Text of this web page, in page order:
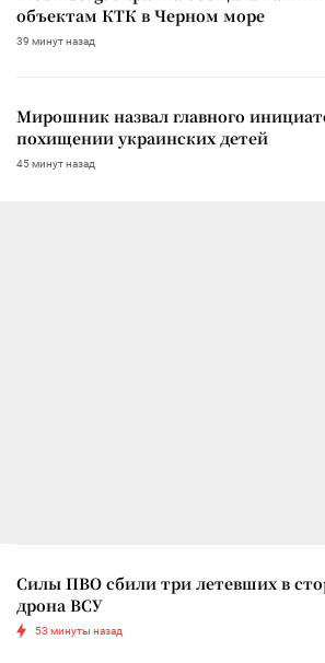
объектам КТК в Черном море
39 минут назад
Мирошник назвал главного
похищении украинских детей
45 минут назад
Силы ПВО сбили три летевших в
дрона ВСУ
53 минуты назад